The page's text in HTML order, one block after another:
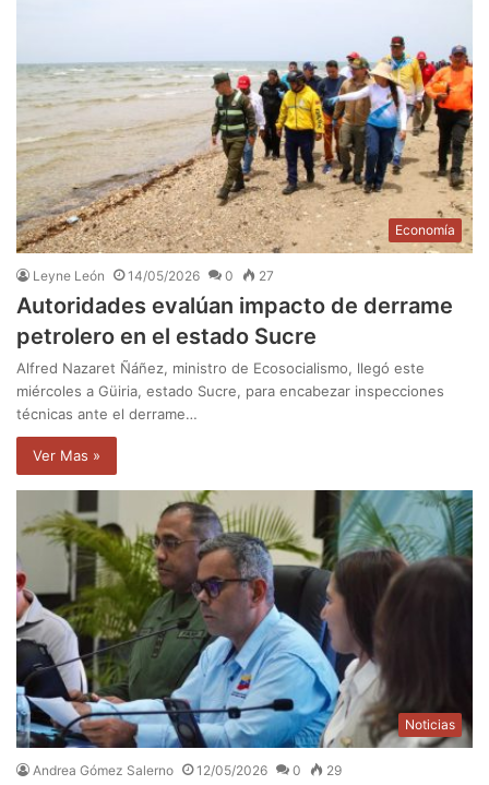
Economía
Leyne León 14/05/2026 0 27
Autoridades evalúan impacto de derrame
petrolero en el estado Sucre
Alfred Nazaret Ñáñez, ministro de Ecosocialismo, llegó este
miércoles a Güiria, estado Sucre, para encabezar inspecciones
técnicas ante el derrame…
Ver Mas »
Noticias
Andrea Gómez Salerno 12/05/2026 0 29